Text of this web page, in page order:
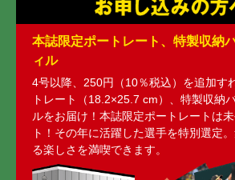
本誌限定ポートレート、特製収納
ィル
4号以降、250円（10％税込）を追加す
トレート（18.2×25.7 cm）、特製収納
ルをお届け！本誌限定ポートレートは
ト！その年に活躍した選手を特別選定
る楽しさを満喫できます。